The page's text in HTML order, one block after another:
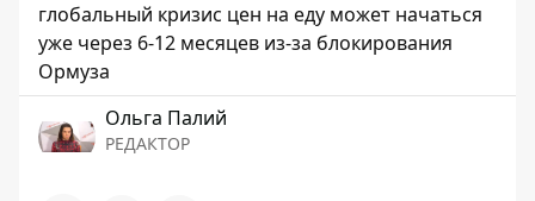
глобальный кризис цен на еду может начаться
уже через 6-12 месяцев из-за блокирования
Ормуза
Ольга Палий
РЕДАКТОР